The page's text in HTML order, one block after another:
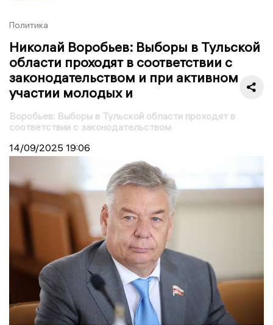
Политика
Николай Воробьев: Выборы в Тульской
области проходят в соответствии с
законодательством и при активном
участии молодых и
Воробьев: Выборы в Тульской области проходят в
соответствии с законодательством
14/09/2025 19:06